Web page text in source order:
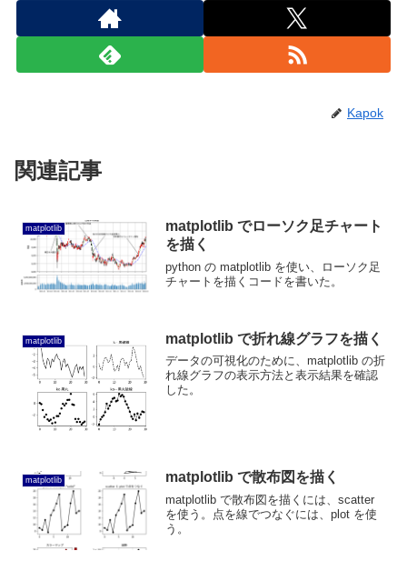
Kapok
関連記事
matplotlib
matplotlib でローソク足チャート
を描く
python の matplotlib を使い、ローソク足
チャートを描くコードを書いた。
matplotlib matplotlib で折れ線グラフを描く
データの可視化のために、matplotlib の折
れ線グラフの表示方法と表示結果を確認
した。
matplotlib matplotlib で散布図を描く
matplotlib で散布図を描くには、scatter
を使う。点を線でつなぐには、plot を使
う。